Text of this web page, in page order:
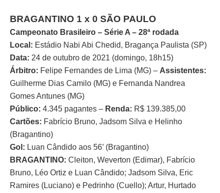
BRAGANTINO 1 x 0 SÃO PAULO
Campeonato Brasileiro – Série A – 28ª rodada
Local: Estádio Nabi Abi Chedid, Bragança Paulista (SP)
Data: 24 de outubro de 2021 (domingo, 18h15)
Árbitro: Felipe Fernandes de Lima (MG) – Assistentes:
Guilherme Dias Camilo (MG) e Fernanda Nandrea
Gomes Antunes (MG)
Público: 4.345 pagantes – Renda: R$ 139.385,00
Cartões: Fabrício Bruno, Jadsom Silva e Helinho
(Bragantino)
Gol: Luan Cândido aos 56’ (Bragantino)
BRAGANTINO: Cleiton, Weverton (Edimar), Fabrício
Bruno, Léo Ortiz e Luan Cândido; Jadsom Silva, Eric
Ramires (Luciano) e Pedrinho (Cuello); Artur, Hurtado